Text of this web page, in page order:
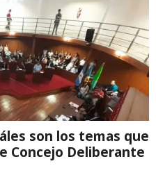
son los temas que
Concejo Deliberante